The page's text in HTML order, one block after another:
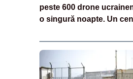
peste 600 drone
o singură noapte. Un
VIDEO